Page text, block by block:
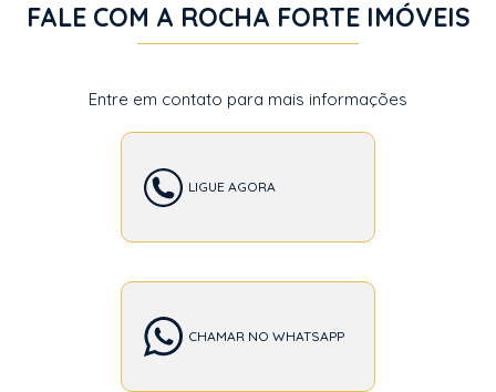
FALE COM A ROCHA FORTE IMÓVEIS
Entre em contato para mais informações
LIGUE AGORA
CHAMAR NO WHATSAPP